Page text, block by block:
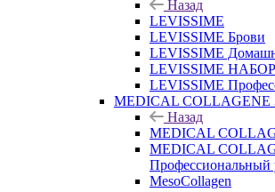
Назад
LEVISSIME
LEVISSIME Брови
LEVISSIME
LEVISSIME
LEVISSIME
MEDICAL COLLAGENE
Назад
MEDICAL
MEDICAL
Профессиональный
MesoCollagen